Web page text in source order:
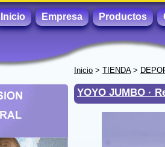
Inicio Empresa Productos
Inicio > TIENDA>
YOYO JUMBO ·